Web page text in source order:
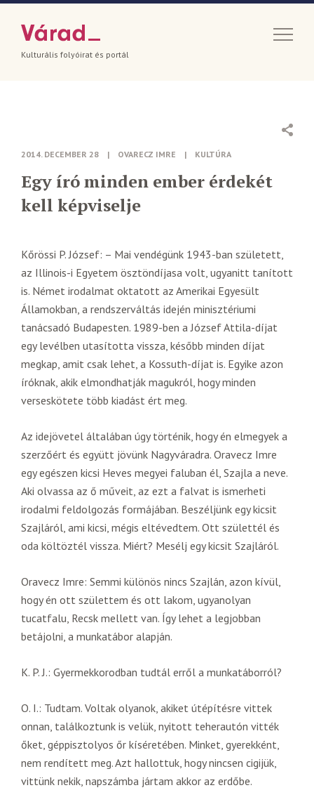
Kulturális folyóirat és portál
2014. DECEMBER 28 | OVARECZ IMRE | KULTÚRA
Egy író minden ember érdekét
kell képviselje
Kőrössi P. József: – Mai vendégünk 1943-ban született,
az Illinois-i Egyetem ösztöndíjasa volt, ugyanitt tanított
is. Német irodalmat oktatott az Amerikai Egyesült
Államokban, a rendszerváltás idején minisztériumi
tanácsadó Budapesten. 1989-ben a József Attila-díjat
egy levélben utasította vissza, később minden díjat
megkap, amit csak lehet, a Kossuth-díjat is. Egyike azon
íróknak, akik elmondhatják magukról, hogy minden
verseskötete több kiadást ért meg.
Az idejövetel általában úgy történik, hogy én elmegyek a
szerzőért és együtt jövünk Nagyváradra. Oravecz Imre
egy egészen kicsi Heves megyei faluban él, Szajla a neve.
Aki olvassa az ő műveit, az ezt a falvat is ismerheti
irodalmi feldolgozás formájában. Beszéljünk egy kicsit
Szajláról, ami kicsi, mégis eltévedtem. Ott születtél és
oda költöztél vissza. Miért? Mesélj egy kicsit Szajláról.
Oravecz Imre: Semmi különös nincs Szajlán, azon kívül,
hogy én ott születtem és ott lakom, ugyanolyan
tucatfalu, Recsk mellett van. Így lehet a legjobban
betájolni, a munkatábor alapján.
K. P. J.: Gyermekkorodban tudtál erről a munkatáborról?
O. I.: Tudtam. Voltak olyanok, akiket útépítésre vittek
onnan, találkoztunk is velük, nyitott teherautón vitték
őket, géppisztolyos őr kíséretében. Minket, gyerekként,
nem rendített meg. Azt hallottuk, hogy nincsen cigijük,
vittünk nekik, napszámba jártam akkor az erdőbe.